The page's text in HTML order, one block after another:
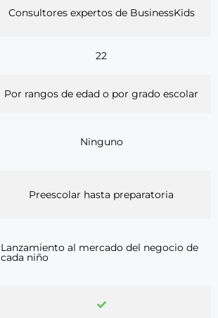
Consultores expertos de BusinessKids
22
Por rangos de edad o por grado escolar
Ninguno
Preescolar hasta preparatoria
Lanzamiento al mercado del negocio de
cada niño